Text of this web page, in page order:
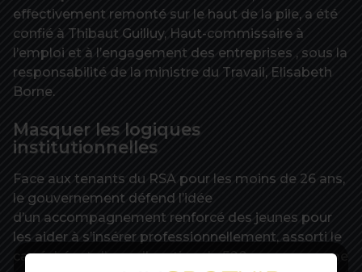
effectivement remonté sur le haut de la pile, a été
confié à Thibaut Guilluy, Haut-commissaire à
l’emploi et à l’engagement des entreprises , sous la
responsabilité de la ministre du Travail, Elisabeth
Borne.
Masquer les logiques
institutionnelles
Face aux tenants du RSA pour les moins de 26 ans,
le gouvernement défend l’idée
d’un accompagnement renforcé des jeunes pour
les aider à s’insérer professionnellement, assorti le
cas échéant d’une allocation de 500 euros , comme